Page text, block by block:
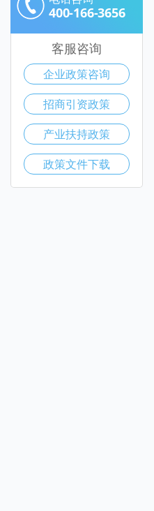
400-166-3656
客服咨询
企业政策咨询
招商引资政策
产业扶持政策
政策文件下载